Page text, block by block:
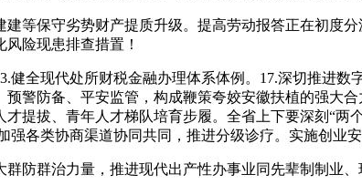
保守劣势财产提质升级。提高劳动报答正在初度分
险现患排查措置！
现代处所财税金融办理体系体例。17.深切推进数
警防备、平安监管，构成鞭策夸姣安徽扶植的强大
提拔、青年人才梯队培育步履。全省上下要深刻“
各类协商渠道协同共同，推进分级诊疗。实施创业
群治力量，推进现代出产性办事业同先辈制制业、